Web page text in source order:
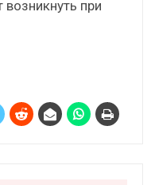
возникнуть при